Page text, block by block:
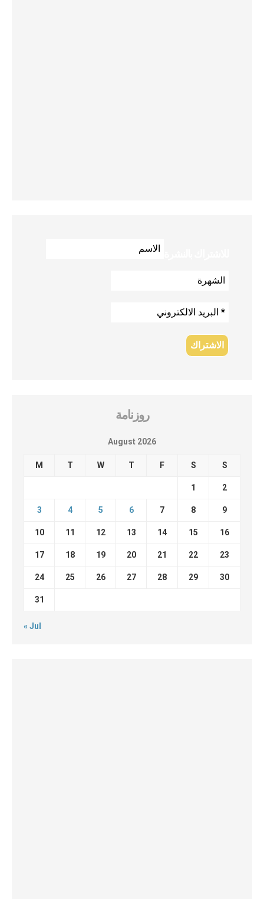
روزنامة
August 2026
M T W T F S S
1 2
3 4 5 6 7 8 9
10 11 12 13 14 15 16
17 18 19 20 21 22 23
24 25 26 27 28 29 30
31
« Jul